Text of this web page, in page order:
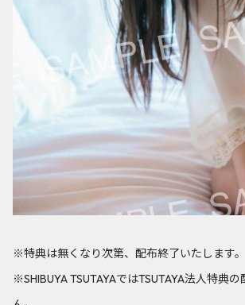
※特典は無くなり次第、配布終了いたします。
※SHIBUYA TSUTAYAではTSUTAYA法人特典